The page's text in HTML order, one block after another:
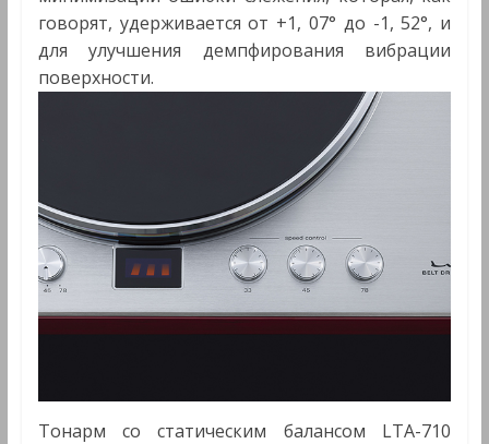
говорят, удерживается от +1, 07° до -1, 52°, и
для улучшения демпфирования вибрации
поверхности.
Тонарм со статическим балансом LTA-710